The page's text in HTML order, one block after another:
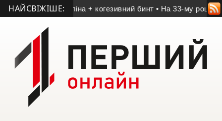
НАЙСВІЖІШЕ:
+ когезивний бинт • На 33-му році раптово помер